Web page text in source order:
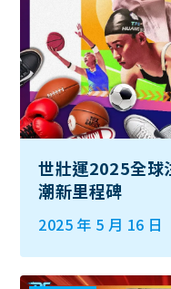
世壯運2025全球
潮新里程碑
2025 年 5 月 16 日